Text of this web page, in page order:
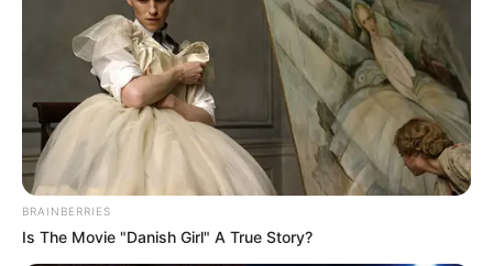
Colprensa - Camila Díaz
Precios de los alimentos en Corabastos en la jornada de
hoy.
Por:
Anthonny José Galindo Florian
Mayo 15, 2026
BRAINBERRIES
Is The Movie "Danish Girl" A True Story?